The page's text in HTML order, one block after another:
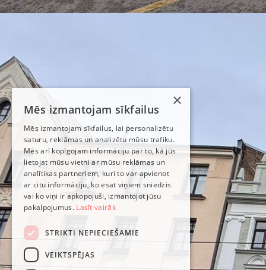
×
Mēs izmantojam sīkfailus
Mēs izmantojam sīkfailus, lai personalizētu
saturu, reklāmas un analizētu mūsu trafiku.
Mēs arī kopīgojam informāciju par to, kā jūs
lietojat mūsu vietni ar mūsu reklāmas un
analītikas partneriem, kuri to var apvienot
ar citu informāciju, ko esat viņiem sniedzis
vai ko viņi ir apkopojuši, izmantojot jūsu
pakalpojumus. Lasīt vairāk
STRIKTI NEPIECIEŠAMIE
VEIKTSPĒJAS